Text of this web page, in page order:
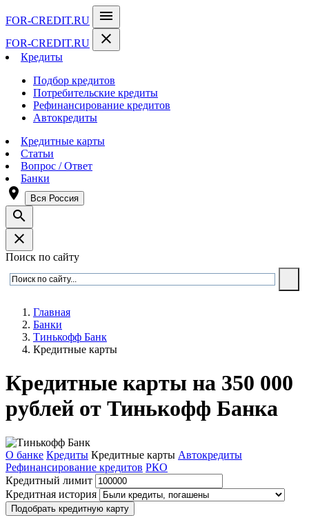
FOR-CREDIT.RU menu
FOR-CREDIT.RU close
Кредиты
Подбор кредитов
Потребительские кредиты
Рефинансирование кредитов
Автокредиты
Кредитные карты
Статьи
Вопрос / Ответ
Банки
room Вся Россия
search
close
Поиск по сайту
Главная
Банки
Тинькофф Банк
Кредитные карты
Кредитные карты на 350 000
рублей от Тинькофф Банка
О банке Кредиты Кредитные карты Автокредиты
Рефинансирование кредитов РКО
Кредитный лимит
Кредитная история
Подобрать кредитную карту